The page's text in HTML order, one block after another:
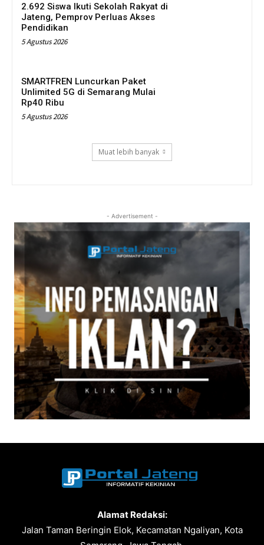
2.692 Siswa Ikuti Sekolah Rakyat di
Jateng, Pemprov Perluas Akses
Pendidikan
5 Agustus 2026
SMARTFREN Luncurkan Paket
Unlimited 5G di Semarang Mulai
Rp40 Ribu
5 Agustus 2026
Muat lebih banyak
- Advertisement -
Alamat Redaksi:
Jalan Taman Beringin Elok, Kecamatan Ngaliyan, Kota